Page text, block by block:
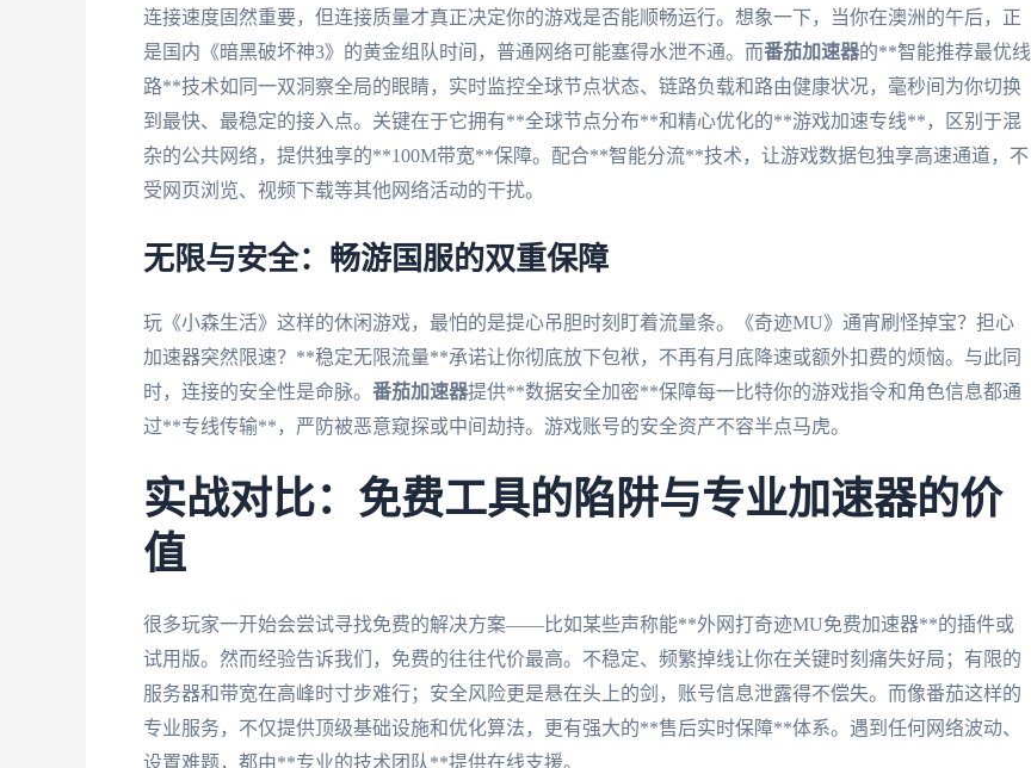
连接速度固然重要，但连接质量才真正决定你的游戏是否能顺畅运行。想象一下，当你在澳洲的午后，正
是国内《暗黑破坏神3》的黄金组队时间，普通网络可能塞得水泄不通。而番茄加速器的**智能推荐最优线
路**技术如同一双洞察全局的眼睛，实时监控全球节点状态、链路负载和路由健康状况，毫秒间为你切换
到最快、最稳定的接入点。关键在于它拥有**全球节点分布**和精心优化的**游戏加速专线**，区别于混
杂的公共网络，提供独享的**100M带宽**保障。配合**智能分流**技术，让游戏数据包独享高速通道，不
受网页浏览、视频下载等其他网络活动的干扰。
无限与安全：畅游国服的双重保障
玩《小森生活》这样的休闲游戏，最怕的是提心吊胆时刻盯着流量条。《奇迹MU》通宵刷怪掉宝？担心
加速器突然限速？**稳定无限流量**承诺让你彻底放下包袱，不再有月底降速或额外扣费的烦恼。与此同
时，连接的安全性是命脉。 番茄加速器提供**数据安全加密**保障每一比特你的游戏指令和角色信息都通
过**专线传输**，严防被恶意窥探或中间劫持。游戏账号的安全资产不容半点马虎。
实战对比：免费工具的陷阱与专业加速器的价
值
很多玩家一开始会尝试寻找免费的解决方案——比如某些声称能**外网打奇迹MU免费加速器**的插件或
试用版。然而经验告诉我们，免费的往往代价最高。不稳定、频繁掉线让你在关键时刻痛失好局；有限的
服务器和带宽在高峰时寸步难行；安全风险更是悬在头上的剑，账号信息泄露得不偿失。而像番茄这样的
专业服务，不仅提供顶级基础设施和优化算法，更有强大的**售后实时保障**体系。遇到任何网络波动、
设置难题，都由**专业的技术团队**提供在线支援。